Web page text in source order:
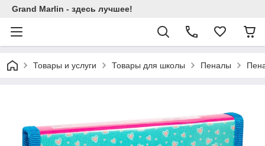
Grand Marlin - здесь лучшее!
Товары и услуги Товары для школы Пеналы